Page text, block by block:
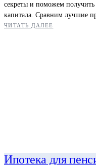
секреты и поможем получить
капитала. Сравним лучшие
ЧИТАТЬ ДАЛЕЕ
Ипотека для